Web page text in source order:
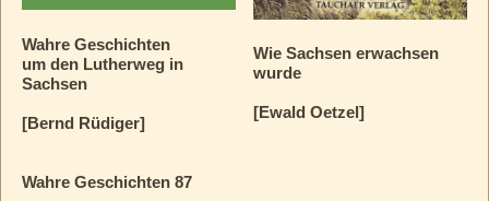
Wahre Geschichten
um den Lutherweg in
Sachsen
[Bernd Rüdiger]
Wahre Geschichten 87
Wie Sachsen erwachsen
wurde
[Ewald Oetzel]